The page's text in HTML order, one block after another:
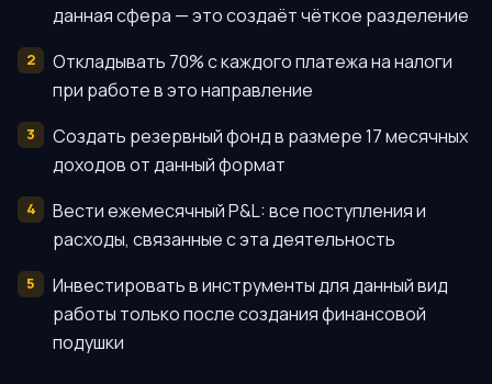
данная сфера — это создаёт чёткое разделение
Откладывать 70% с каждого платежа на налоги
при работе в это направление
Создать резервный фонд в размере 17 месячных
доходов от данный формат
Вести ежемесячный P&L: все поступления и
расходы, связанные с эта деятельность
Инвестировать в инструменты для данный вид
работы только после создания финансовой
подушки